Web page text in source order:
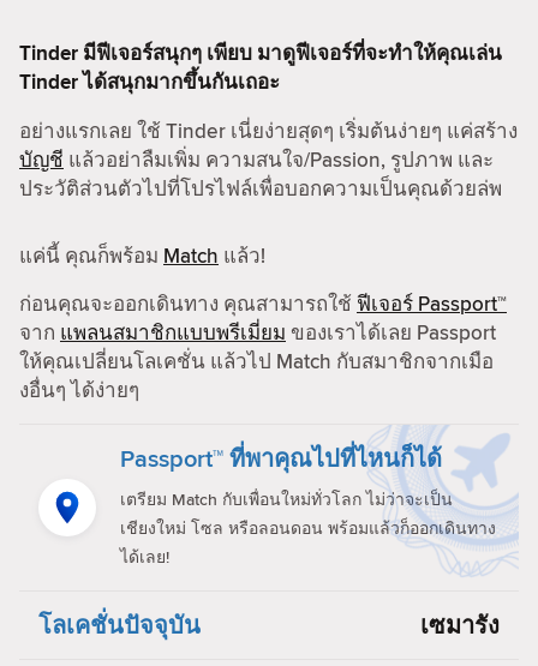
Tinder มีฟีเจอร์สนุกๆ เพียบ มาดูฟีเจอร์ที่จะทำให้คุณเล่น
Tinder ได้สนุกมากขึ้นกันเถอะ
อย่างแรกเลย ใช้ Tinder เนี่ยง่ายสุดๆ เริ่มต้นง่ายๆ แค่สร้าง
บัญชี แล้วอย่าลืมเพิ่ม ความสนใจ/Passion, รูปภาพ และ
ประวัติส่วนตัวไปที่โปรไฟล์เพื่อบอกความเป็นคุณด้วยล่พ
แค่นี้ คุณก็พร้อม Match แล้ว!
ก่อนคุณจะออกเดินทาง คุณสามารถใช้ ฟีเจอร์ Passport™
จาก แพลนสมาชิกแบบพรีเมี่ยม ของเราได้เลย Passport
ให้คุณเปลี่ยนโลเคชั่น แล้วไป Match กับสมาชิกจากเมือ
งอื่นๆ ได้ง่ายๆ
Passport™ ที่พาคุณไปที่ไหนก็ได้
เตรียม Match กับเพื่อนใหม่ทั่วโลก ไม่ว่าจะเป็น
เชียงใหม่ โซล หรือลอนดอน พร้อมแล้วก็ออกเดินทาง
ได้เลย!
โลเคชั่นปัจจุบัน เซมารัง